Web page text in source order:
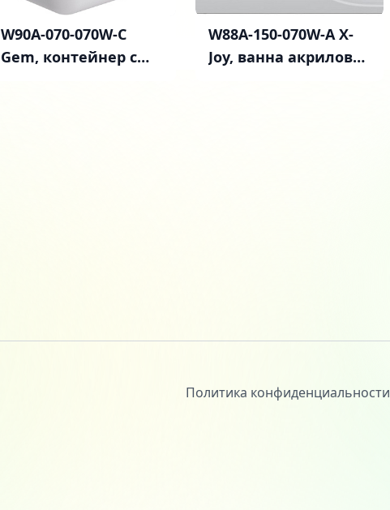
W90A-070-070W-C
Gem, контейнер с
W88A-150-070W-A X-
Joy, ванна акриловая
Политика конфиденциальности